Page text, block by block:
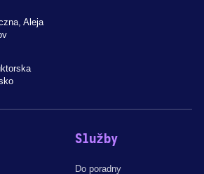
Aleja
Služby
Do poradny